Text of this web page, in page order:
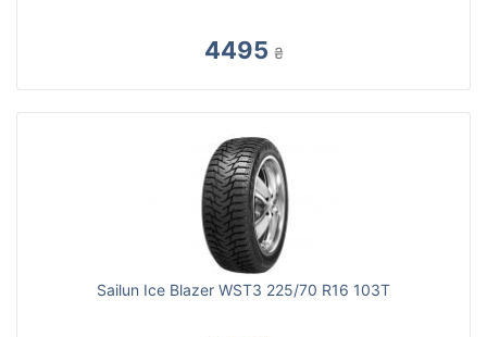
4495 ₴
Sailun Ice Blazer WST3 225/70 R16 103T